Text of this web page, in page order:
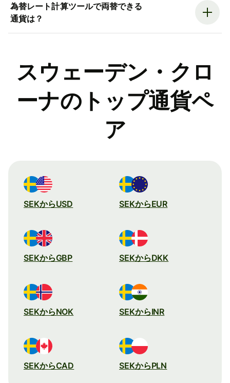
為替レート計算ツールで両替できる
通貨は？
スウェーデン・クロ
ーナのトップ通貨ペ
ア
SEKからUSD SEKからEUR
SEKからGBP SEKからDKK
SEKからNOK SEKからINR
SEKからCAD SEKからPLN